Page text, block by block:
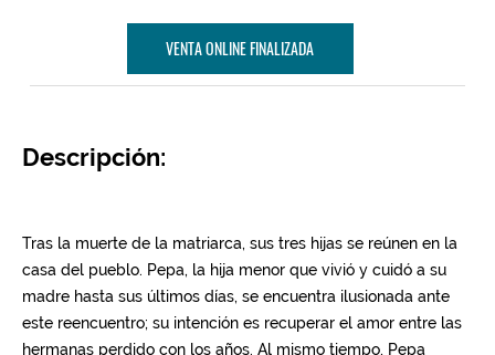
VENTA ONLINE FINALIZADA
Descripción: